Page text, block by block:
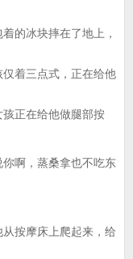
的冰块摔在了地上，
着三点式，正在给他
正在给他做腿部按
啊，蒸桑拿也不吃东
按摩床上爬起来，给